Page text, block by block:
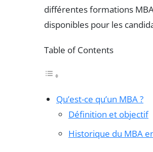
différentes formations
disponibles pour les
Table of Contents
Qu’est-ce qu’un MBA ?
Définition et objectif
Historique du MBA